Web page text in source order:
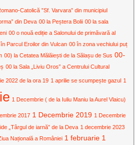
Catolică ”Sf. Varvara” din municipiul
din Deva 00 la Peștera Bolii 00 la sala
00 o nouă ediție a Salonului de primăvară al
Parcul Eroilor din Vulcan 00 în zona vechiului puț
00) la Cetatea Mălăiești de la Sălașu de Sus 00-
00 la Sala „Liviu Oros” a Centrului Cultural
2022 de la ora 19 1 aprilie se scumpește gazul 1
1 Decembrie ( de la Iuliu Maniu la Aurel Vlaicu)
2017 1 Decembrie 2019 1 Decembrie
„Târgul de iarnă” de la Deva 1 decembrie 2023
Națională a României 1 februarie 1